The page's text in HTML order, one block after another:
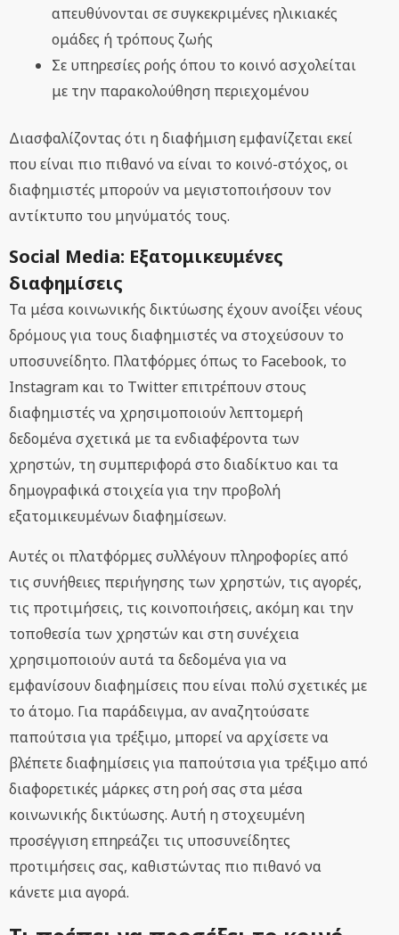
απευθύνονται σε συγκεκριμένες ηλικιακές
ομάδες ή τρόπους ζωής
Σε υπηρεσίες ροής όπου το κοινό ασχολείται
με την παρακολούθηση περιεχομένου
Διασφαλίζοντας ότι η διαφήμιση εμφανίζεται εκεί
που είναι πιο πιθανό να είναι το κοινό-στόχος, οι
διαφημιστές μπορούν να μεγιστοποιήσουν τον
αντίκτυπο του μηνύματός τους.
Social Media: Εξατομικευμένες
διαφημίσεις
Τα μέσα κοινωνικής δικτύωσης έχουν ανοίξει νέους
δρόμους για τους διαφημιστές να στοχεύσουν το
υποσυνείδητο. Πλατφόρμες όπως το Facebook, το
Instagram και το Twitter επιτρέπουν στους
διαφημιστές να χρησιμοποιούν λεπτομερή
δεδομένα σχετικά με τα ενδιαφέροντα των
χρηστών, τη συμπεριφορά στο διαδίκτυο και τα
δημογραφικά στοιχεία για την προβολή
εξατομικευμένων διαφημίσεων.
Αυτές οι πλατφόρμες συλλέγουν πληροφορίες από
τις συνήθειες περιήγησης των χρηστών, τις αγορές,
τις προτιμήσεις, τις κοινοποιήσεις, ακόμη και την
τοποθεσία των χρηστών και στη συνέχεια
χρησιμοποιούν αυτά τα δεδομένα για να
εμφανίσουν διαφημίσεις που είναι πολύ σχετικές με
το άτομο. Για παράδειγμα, αν αναζητούσατε
παπούτσια για τρέξιμο, μπορεί να αρχίσετε να
βλέπετε διαφημίσεις για παπούτσια για τρέξιμο από
διαφορετικές μάρκες στη ροή σας στα μέσα
κοινωνικής δικτύωσης. Αυτή η στοχευμένη
προσέγγιση επηρεάζει τις υποσυνείδητες
προτιμήσεις σας, καθιστώντας πιο πιθανό να
κάνετε μια αγορά.